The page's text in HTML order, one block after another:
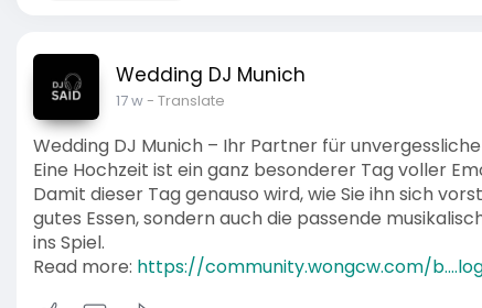
Wedding DJ Munich
17 w- Translate
Wedding DJ Munich – Ihr Partner für
Eine Hochzeit ist ein ganz besonderer Tag voller
Damit dieser Tag genauso wird, wie Sie ihn sich
gutes Essen, sondern auch die passende
ins Spiel.
Read more: https://community.wongcw.com/